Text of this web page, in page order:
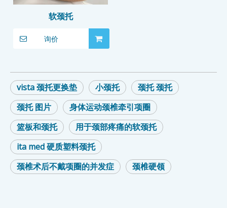
软颈托
询价
vista 颈托更换垫 小颈托
颈托 颈托
颈托 图片
身体运动颈椎牵引项圈
篮板和颈托
用于颈部疼痛的软颈托
ita med 硬质塑料颈托
颈椎术后不戴项圈的并发症
颈椎硬领